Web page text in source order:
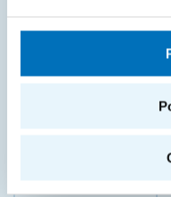
IČO: 68407700
Jugoslávských
Datová schránka: